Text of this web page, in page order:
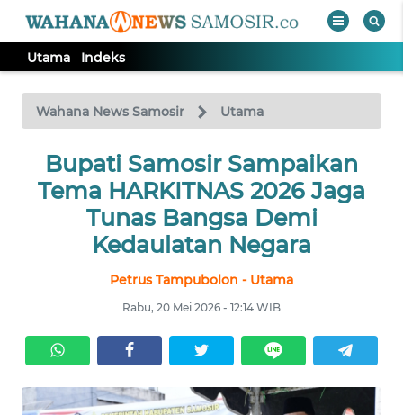
Utama Indeks
Wahana News Samosir Utama
Bupati Samosir Sampaikan
Tema HARKITNAS 2026 Jaga
Tunas Bangsa Demi
Kedaulatan Negara
Petrus Tampubolon - Utama
Rabu, 20 Mei 2026 - 12:14 WIB
TV
Tutup
UTAMA
KAMI
IKLAN